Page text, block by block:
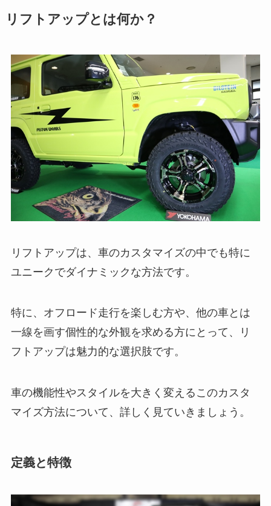
リフトアップとは何か？
リフトアップは、車のカスタマイズの中でも特に
ユニークでダイナミックな方法です。
特に、オフロード走行を楽しむ方や、他の車とは
一線を画す個性的な外観を求める方にとって、リ
フトアップは魅力的な選択肢です。
車の機能性やスタイルを大きく変えるこのカスタ
マイズ方法について、詳しく見ていきましょう。
定義と特徴